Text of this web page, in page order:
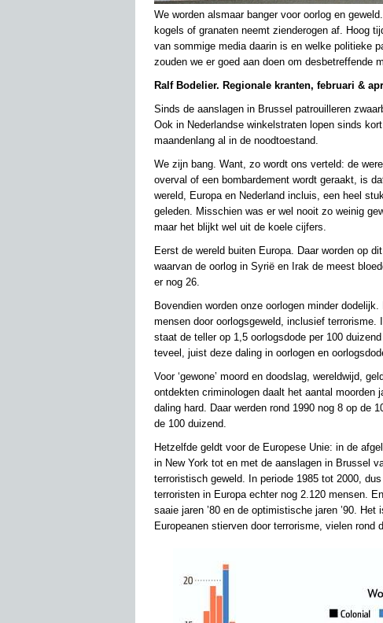
We worden alsmaar banger voor oorlog en
kogels of granaten neemt zienderogen af. Hoog
van sommige media daarin is en welke politieke
zouden we er goed aan doen om desbetreffende
Ralf Bodelier. Regionale kranten, februari &
Sinds de aanslagen in Brussel patrouilleren
Ook in Nederlandse winkelstraten lopen sinds
maandenlang al in de noodtoestand.
We zijn bang. Want, zo wordt ons verteld: de
overval of een bombardement wordt geraakt, is
wereld, Europa en Nederland incluis, een heel
geleden. Misschien was er wel nooit zo weinig
maar het blijkt wel uit de koele cijfers.
Eerst de wereld buiten Europa. Daar worden op
waarvan de oorlog in Syrië en Irak de meest
er nog 26.
Bovendien worden onze oorlogen minder
mensen door oorlogsgeweld, inclusief terrorisme.
staat de teller op 1,5 oorlogsdode per 100
teveel, juist deze daling in oorlogen en
Voor ‘gewone’ moord en doodslag, wereldwijd,
ontdekten criminologen daalt het aantal moorden
daling hard. Daar werden rond 1990 nog 8 op de
de 100 duizend.
Hetzelfde geldt voor de Europese Unie: in de
in New York tot en met de aanslagen in Brussel
terroristisch geweld. In periode 1985 tot 2000,
terroristen in Europa echter nog 2.120 mensen.
saaie jaren ’80 en de optimistische jaren ’90.
Europeanen stierven door terrorisme, vielen rond